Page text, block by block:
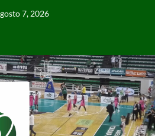
7, 2026